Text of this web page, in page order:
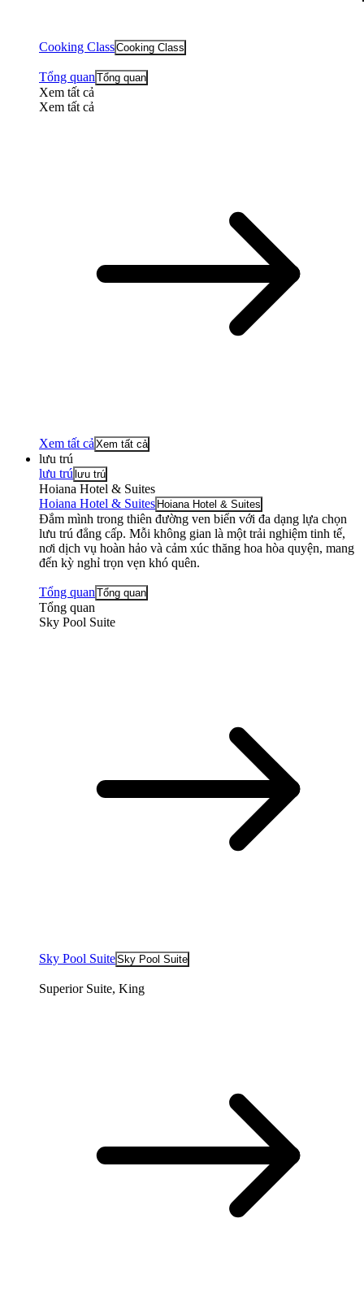
Cooking ClassCooking Class
Tổng quan Tổng quan
Xem tất cả
Xem tất cả
Xem tất cả Xem tất cả
lưu trú
lưu trú lưu trú
Hoiana Hotel & Suites
Hoiana Hotel & Suites Hoiana Hotel & Suites
Đắm mình trong thiên đường ven biển với đa dạng lựa chọn
lưu trú đẳng cấp. Mỗi không gian là một trải nghiệm tinh tế,
nơi dịch vụ hoàn hảo và cảm xúc thăng hoa hòa quyện, mang
đến kỳ nghỉ trọn vẹn khó quên.
Tổng quan Tổng quan
Tổng quan
Sky Pool Suite
Sky Pool SuiteSky Pool Suite
Superior Suite, King